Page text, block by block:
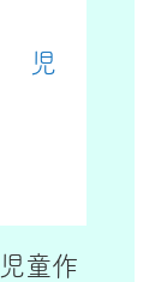
児
童作